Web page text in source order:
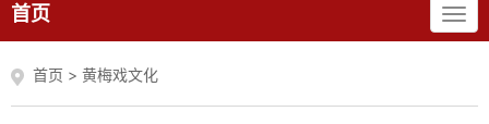
首页
首页 > 黄梅戏文化